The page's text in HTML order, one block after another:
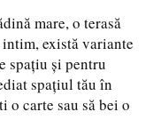
mare, o terasă
există variante
spațiu și pentru
spațiul tău în
o carte sau să bei o